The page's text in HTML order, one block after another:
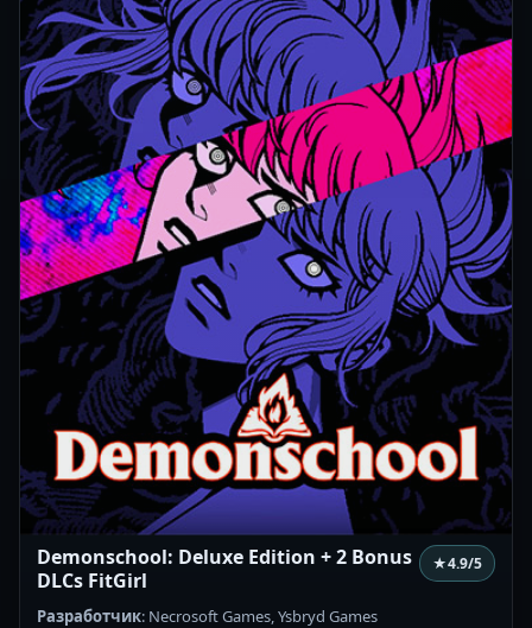
Demonschool: Deluxe Edition + 2 Bonus
DLCs FitGirl
★4.9/5
Разработчик: Necrosoft Games, Ysbryd Games